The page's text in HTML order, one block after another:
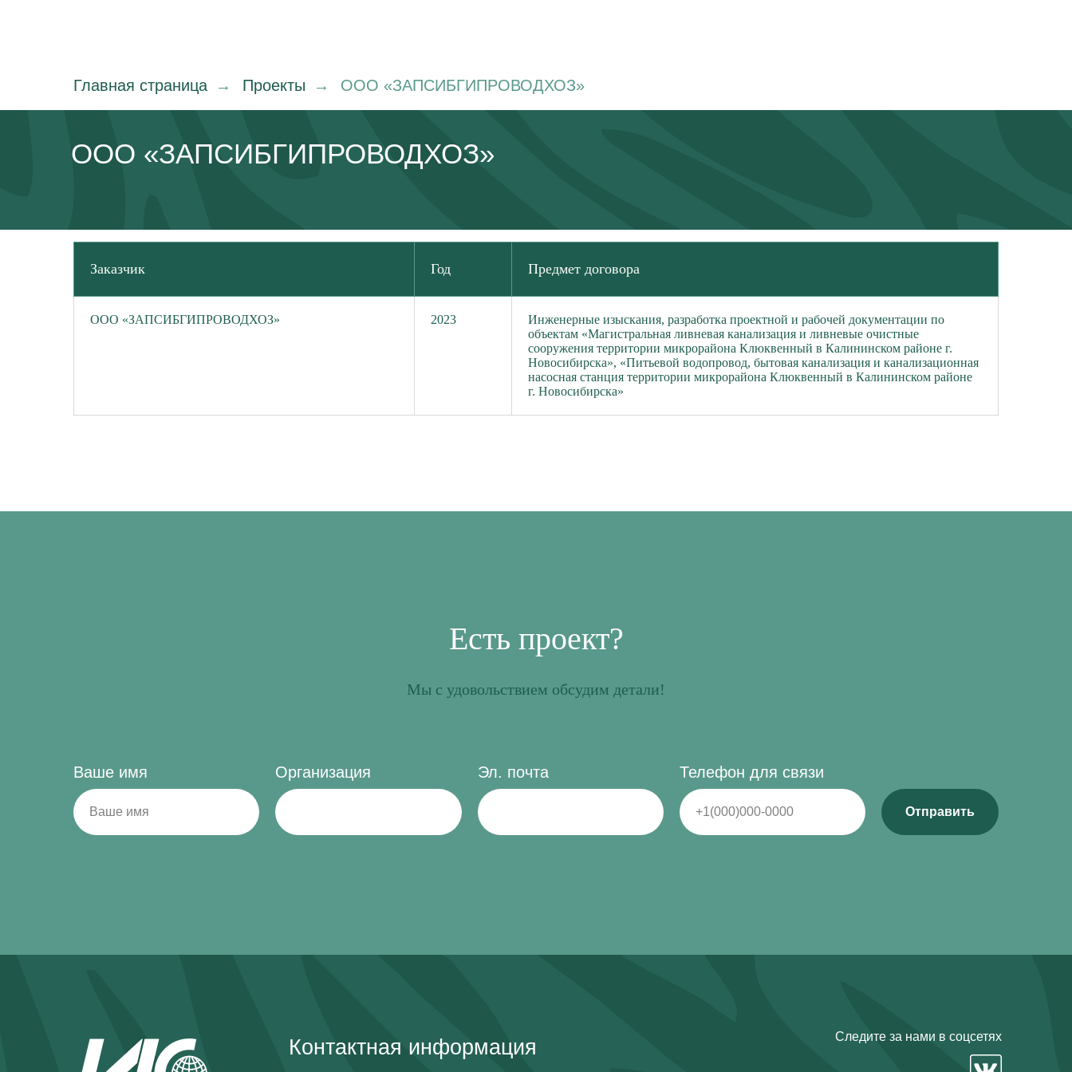
Главная страница → Проекты → ОOО «ЗАПСИБГИПРОВОДХОЗ»
ОOО «ЗАПСИБГИПРОВОДХОЗ»
Заказчик Год Предмет договора
ООО «ЗАПСИБГИПРОВОДХОЗ» 2023
Инженерные изыскания, разработка проектной и рабочей документации по
объектам «Магистральная ливневая канализация и ливневые очистные
сооружения территории микрорайона Клюквенный в Калининском районе г.
Новосибирска», «Питьевой водопровод, бытовая канализация и канализационная
насосная станция территории микрорайона Клюквенный в Калининском районе
г. Новосибирска»
Есть проект?
Мы с удовольствием обсудим детали!
Ваше имя Организация Эл. почта Телефон для связи
Отправить
Следите за нами в соцсетях
Контактная информация